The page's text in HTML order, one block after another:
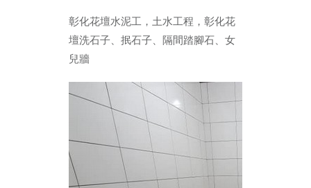
彰化花壇水泥工，土水工程，彰化花
壇洗石子、抿石子、隔間踏腳石、女
兒牆